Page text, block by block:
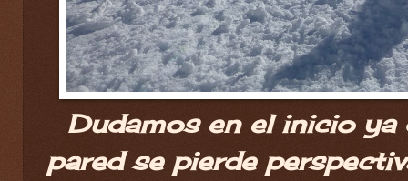
Dudamos en el inicio ya
pared se pierde